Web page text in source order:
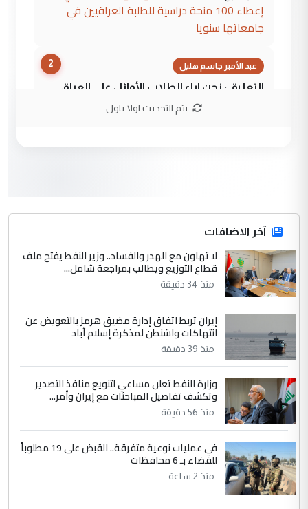
إعطاء 100 منحة دراسية للطلبة العراقيين في
جامعاتها سنويا
2 عبد الأمير جاسم هليل
التعليق : نحن اباء الطلاب الأوائل على العراق
نتشرف بلقاء السيد احمد الصافي في العتبات
التعليق : قرار مستعجل جدا ولامصلحة فيه
للوزاره ولا للمواطن القرار الصائب يكون بعد
الاستماع للمدير ومغرفة ...
الموضوع :
وزير الصحة يعفي مدير مستشفى الكرخ
العام في بغداد
4
التعليق : واحد من عصابة علي ماما يسقط
جنسية الرافد الثالث للعراق ومن اصول عريقة
ابا فرات ...
الموضوع :
الجواهري يرد على صدام حسين سل
مضجعيك يابن الزنا (نص كامل)
5 سردار
التعليق : واحد من عصابة علي ماما يسقط
جنسية الرافد الثالث للعراق ومن اصول عريقة
يتم التحديث اولا باول
آخر الاضافات
لا تهاون مع الهدر والفساد.. وزير النفط يفتح ملف
قطاع التوزيع ويطالب بمراجعة شامل...
منذ 34 دقيقة
إيران تربط اتفاق إدارة مضيق هرمز بالتعويض عن
انتهاكات واشنطن لمذكرة إسلام آباد
منذ 39 دقيقة
وزارة النفط تعلن مساعي لتنويع منافذ التصدير
وتكشف تفاصيل المباحثات مع إيران وأمر...
منذ 56 دقيقة
في عمليات نوعية متفرقة.. القبض على 19 مطلوباً
للقضاء بـ 6 محافظات
منذ 2 ساعة